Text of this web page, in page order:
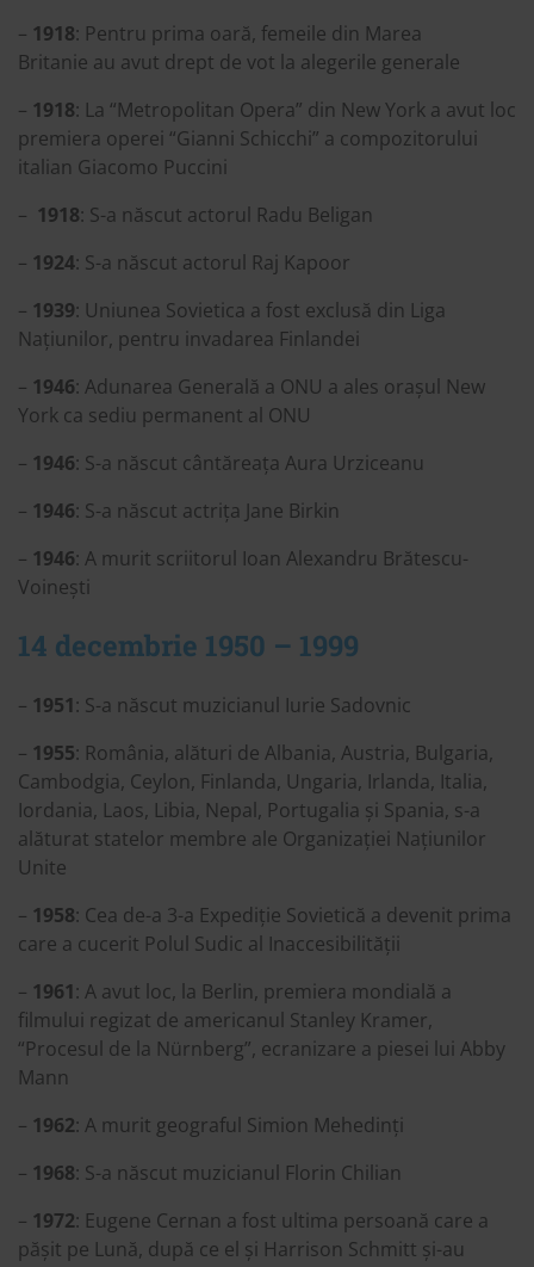
– 1918: Pentru prima oară, femeile din Marea
Britanie au avut drept de vot la alegerile generale
– 1918: La “Metropolitan Opera” din New York a avut loc
premiera operei “Gianni Schicchi” a compozitorului
italian Giacomo Puccini
– 1918: S-a născut actorul Radu Beligan
– 1924: S-a născut actorul Raj Kapoor
– 1939: Uniunea Sovietica a fost exclusă din Liga
Națiunilor, pentru invadarea Finlandei
– 1946: Adunarea Generală a ONU a ales orașul New
York ca sediu permanent al ONU
– 1946: S-a născut cântăreața Aura Urziceanu
– 1946: S-a născut actrița Jane Birkin
– 1946: A murit scriitorul Ioan Alexandru Brătescu-
Voinești
14 decembrie 1950 – 1999
– 1951 : S-a născut muzicianul Iurie Sadovnic
– 1955: România, alături de Albania, Austria, Bulgaria,
Cambodgia, Ceylon, Finlanda, Ungaria, Irlanda, Italia,
Iordania, Laos, Libia, Nepal, Portugalia și Spania, s-a
alăturat statelor membre ale Organizației Națiunilor
Unite
– 1958: Cea de-a 3-a Expediție Sovietică a devenit prima
care a cucerit Polul Sudic al Inaccesibilității
– 1961 : A avut loc, la Berlin, premiera mondială a
filmului regizat de americanul Stanley Kramer,
“Procesul de la Nürnberg”, ecranizare a piesei lui Abby
Mann
– 1962: A murit geograful Simion Mehedinți
– 1968: S-a născut muzicianul Florin Chilian
– 1972: Eugene Cernan a fost ultima persoană care a
pășit pe Lună, după ce el și Harrison Schmitt și-au